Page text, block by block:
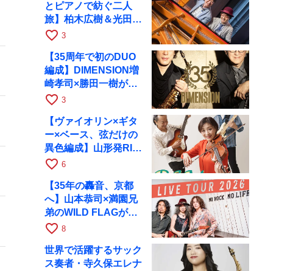
とピアノで紡ぐ二人
旅】柏木広樹＆光田健
一が11月12日に京都
favorite_border 3
【35周年で初のDUO
編成】DIMENSION増
崎孝司×勝田一樹が10
月11日に京都RAGへ
favorite_border 3
【ヴァイオリン×ギタ
ー×ベース、弦だけの
異色編成】山形発RIM
が初全国ツアーで8月
favorite_border 6
【35年の轟音、京都
へ】山本恭司×満園兄
弟のWILD FLAGが8
月6日にRAGでライブ
favorite_border 8
世界で活躍するサック
ス奏者・寺久保エレナ